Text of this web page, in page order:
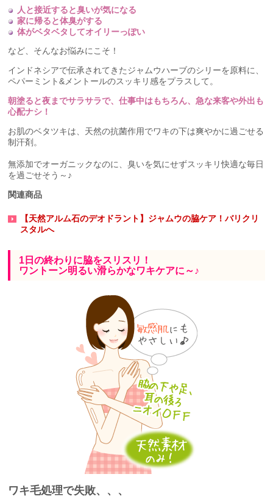
人と接近すると臭いが気になる
家に帰ると体臭がする
体がベタベタしてオイリーっぽい
など、そんなお悩みにこそ！
インドネシアで伝承されてきたジャムウハーブのシリーを原料に、
ペパーミント&メントールのスッキリ感をプラスして。
朝塗ると夜までサラサラで、仕事中はもちろん、急な来客や外出も
心配ナシ！
お肌のベタツキは、天然の抗菌作用でワキの下は爽やかに過ごせる
制汗剤。
無添加でオーガニックなのに、臭いを気にせずスッキリ快適な毎日
を過ごせそう～♪
関連商品
【天然アルム石のデオドラント】ジャムウの脇ケア！バリクリ
スタルへ
1日の終わりに脇をスリスリ！
ワントーン明るい滑らかなワキケアに～♪
ワキ毛処理で失敗、、、